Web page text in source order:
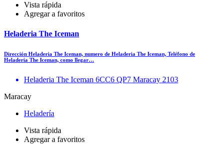
Vista rápida
Agregar a favoritos
Heladeria The Iceman
Dirección Heladeria The Iceman, numero de Heladeria The Iceman, Teléfono de
Heladeria The Iceman, como llegar…
Heladeria The Iceman 6CC6 QP7 Maracay 2103
Maracay
Heladería
Vista rápida
Agregar a favoritos